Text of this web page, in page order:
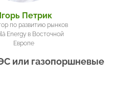
Петрик
по развитию рынков
Energy в Восточной
Европе
или газопоршневые